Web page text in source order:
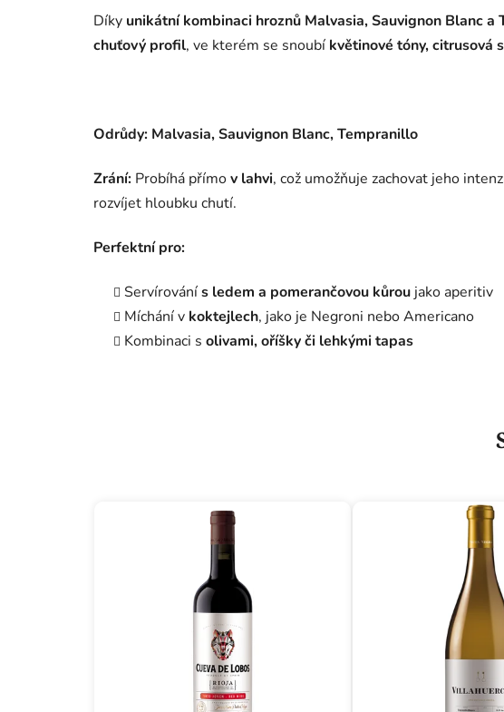
Díky unikátní kombinaci hroznů Malvasia, Sauvignon Blanc a
chuťový profil, ve kterém se snoubí květinové tóny, citrusová
Odrůdy: Malvasia, Sauvignon Blanc, Tempranillo
Zrání: Probíhá přímov lahvi, což umožňuje zachovat jeho
rozvíjet hloubku chutí.
Perfektní pro:
Servírovánís ledem a pomerančovou kůrou jako aperitiv
Míchání v koktejlech, jako je Negroni nebo Americano
Kombinaci s olivami, oříšky či lehkými tapas